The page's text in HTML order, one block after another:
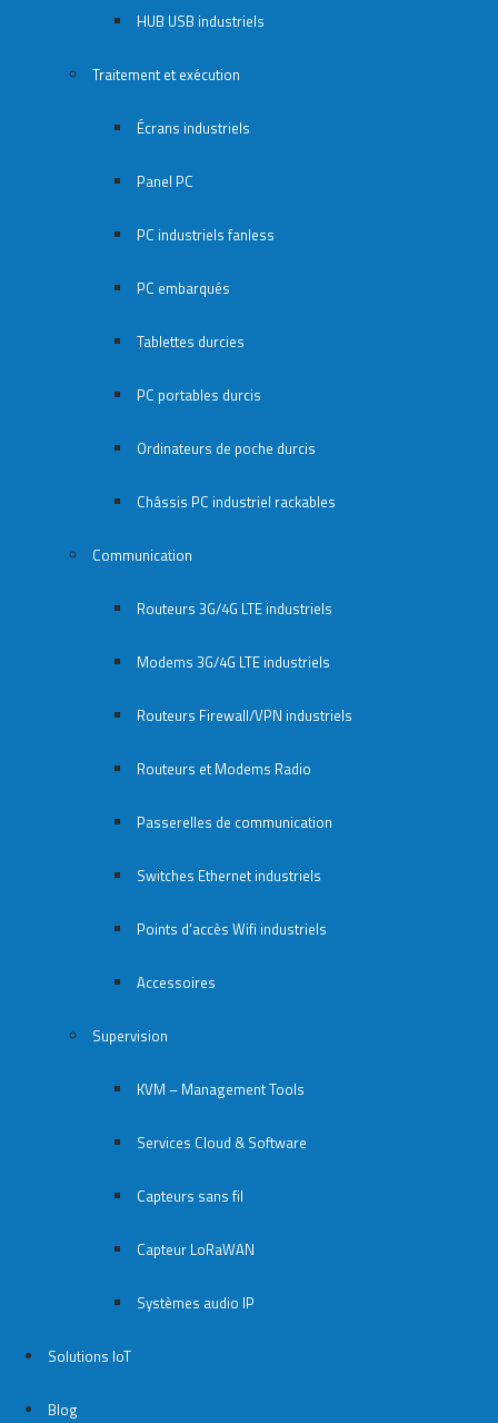
HUB USB industriels
Traitement et exécution
Écrans industriels
Panel PC
PC industriels fanless
PC embarqués
Tablettes durcies
PC portables durcis
Ordinateurs de poche durcis
Châssis PC industriel rackables​
Communication
Routeurs 3G/4G LTE industriels
Modems 3G/4G LTE industriels
Routeurs Firewall/VPN industriels
Routeurs et Modems Radio
Passerelles de communication
Switches Ethernet industriels
Points d’accès Wifi industriels
Accessoires
Supervision
KVM – Management Tools
Services Cloud & Software
Capteurs sans fil
Capteur LoRaWAN
Systèmes audio IP
Solutions IoT
Blog